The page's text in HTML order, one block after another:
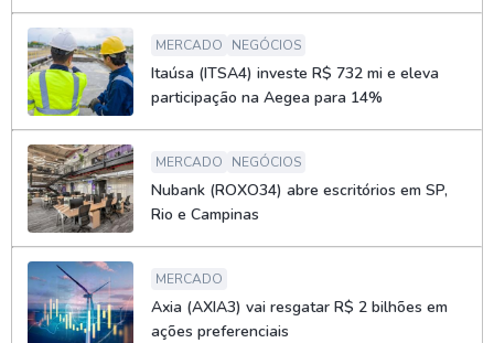
MERCADO NEGÓCIOS
Itaúsa (ITSA4) investe R$ 732 mi e eleva
participação na Aegea para 14%
MERCADO NEGÓCIOS
Nubank (ROXO34) abre escritórios em SP,
Rio e Campinas
MERCADO
Axia (AXIA3) vai resgatar R$ 2 bilhões em
ações preferenciais